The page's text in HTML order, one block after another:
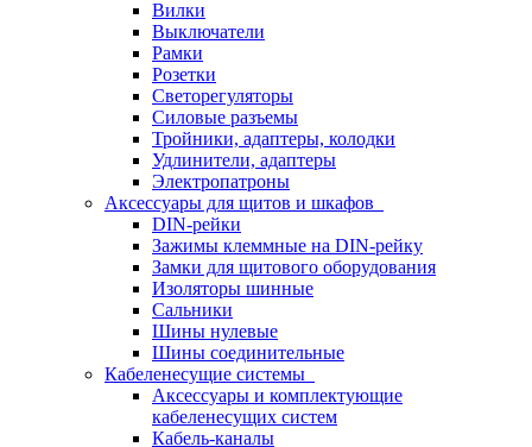
Вилки
Выключатели
Рамки
Розетки
Светорегуляторы
Силовые разъемы
Тройники, адаптеры, колодки
Удлинители, адаптеры
Электропатроны
Аксессуары для щитов и шкафов
DIN-рейки
Зажимы клеммные на DIN-рейку
Замки для щитового оборудования
Изоляторы шинные
Сальники
Шины нулевые
Шины соединительные
Кабеленесущие системы
Аксессуары и комплектующие
кабеленесущих систем
Кабель-каналы